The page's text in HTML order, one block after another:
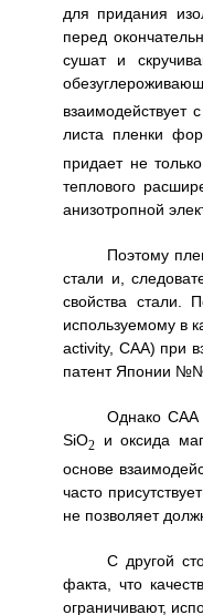
для придания
перед
сушат и
взаимодействует
листа пленки
придает не
теплового
анизотропной
Поэтому
стали и,
свойства стали.
используемому в
activity, САА) при
патент Японии
Однако САА
SiO2и оксида
основе
часто
не позволяет
С другой
факта, что
ограничивают,